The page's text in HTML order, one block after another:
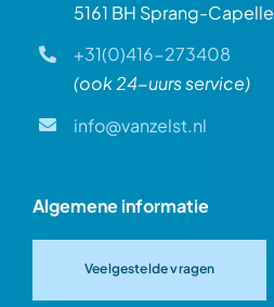
5161 BH Sprang-Capelle
+31(0)416-273408
(ook 24-uurs service)
info@vanzelst.nl
Algemene informatie
Veelgestelde vragen